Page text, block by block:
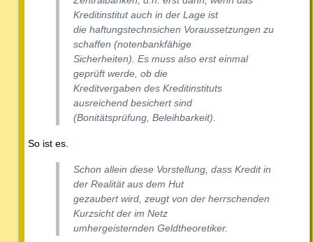
Kreditinstitut auch in der Lage ist
die haftungstechnsichen Voraussetzungen zu
schaffen (notenbankfähige
Sicherheiten). Es muss also erst einmal
geprüft werde, ob die
Kreditvergaben des Kreditinstituts
ausreichend besichert sind
(Bonitätsprüfung, Beleihbarkeit).
So ist es.
Schon allein diese Vorstellung, dass Kredit in
der Realität aus dem Hut
gezaubert wird, zeugt von der herrschenden
Kurzsicht der im Netz
umhergeisternden Geldtheoretiker.